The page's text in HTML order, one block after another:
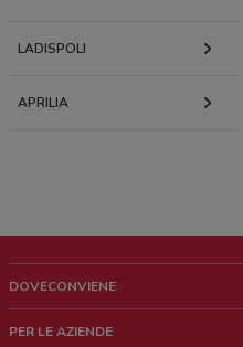
LADISPOLI
APRILIA
DOVECONVIENE
PER LE AZIENDE